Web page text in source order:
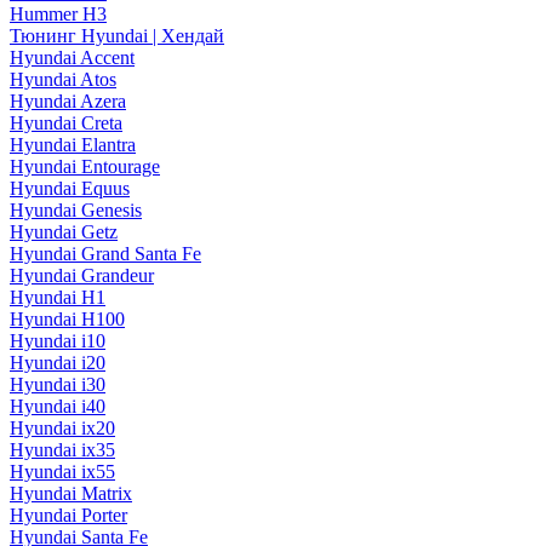
Hummer H3
Тюнинг Hyundai | Хендай
Hyundai Accent
Hyundai Atos
Hyundai Azera
Hyundai Creta
Hyundai Elantra
Hyundai Entourage
Hyundai Equus
Hyundai Genesis
Hyundai Getz
Hyundai Grand Santa Fe
Hyundai Grandeur
Hyundai H1
Hyundai H100
Hyundai i10
Hyundai i20
Hyundai i30
Hyundai i40
Hyundai ix20
Hyundai ix35
Hyundai ix55
Hyundai Matrix
Hyundai Porter
Hyundai Santa Fe